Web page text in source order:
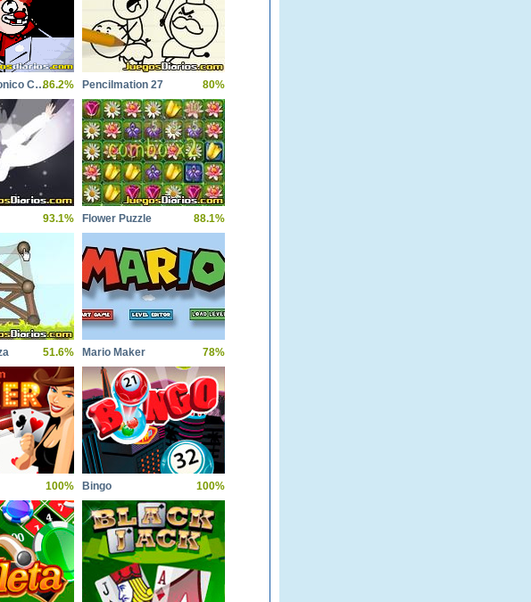
Calico Electronico Como ser Calico86.2% Pencilmation 27 80%
93.1% Flower Puzzle 88.1%
51.6% Mario Maker 78%
100% Bingo 100%